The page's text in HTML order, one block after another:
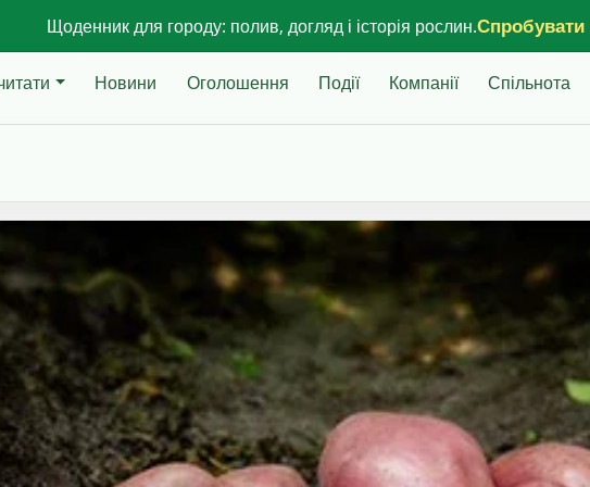
Щоденник для городу: полив, догляд і історія рослин.
Новини Оголошення Події Компанії Спільнота